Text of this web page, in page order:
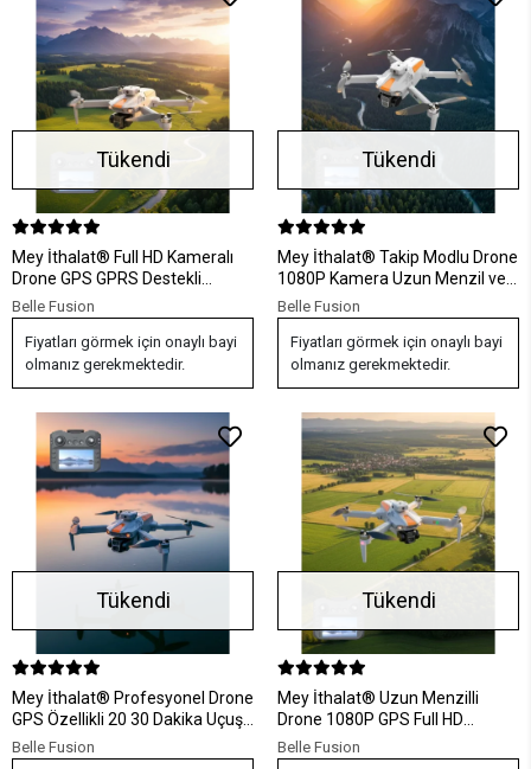
Tükendi
Mey İthalat® Full HD Kameralı
Drone GPS GPRS Destekli
1000M Menzilli
Belle Fusion
Fiyatları görmek için onaylı bayi
olmanız gerekmektedir.
Tükendi
Mey İthalat® Takip Modlu Drone
1080P Kamera Uzun Menzil ve
Yedek Bataryalı
Belle Fusion
Fiyatları görmek için onaylı bayi
olmanız gerekmektedir.
Tükendi
Mey İthalat® Profesyonel Drone
GPS Özellikli 20 30 Dakika Uçuş
Süreli
Belle Fusion
Tükendi
Mey İthalat® Uzun Menzilli
Drone 1080P GPS Full HD
Kameralı
Belle Fusion